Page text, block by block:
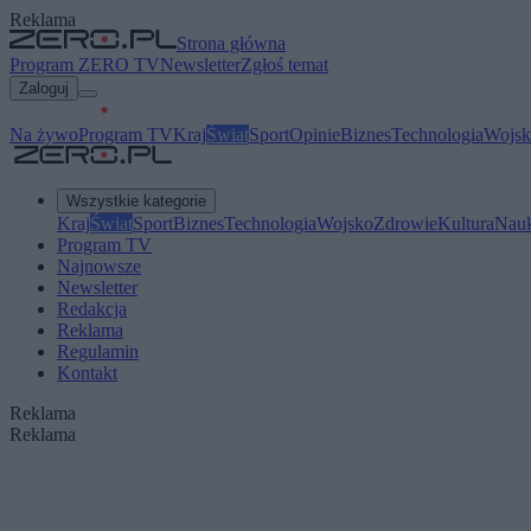
Reklama
Strona główna
Program ZERO TVNewsletterZgłoś temat
Zaloguj
Na żywoProgram TVKrajŚwiatSportOpinieBiznesTechnologia
Wszystkie kategorie
KrajŚwiatSportBiznesTechnologiaWojskoZdrowieKultura
Program TV
Najnowsze
Newsletter
Redakcja
Reklama
Regulamin
Kontakt
Reklama
Reklama